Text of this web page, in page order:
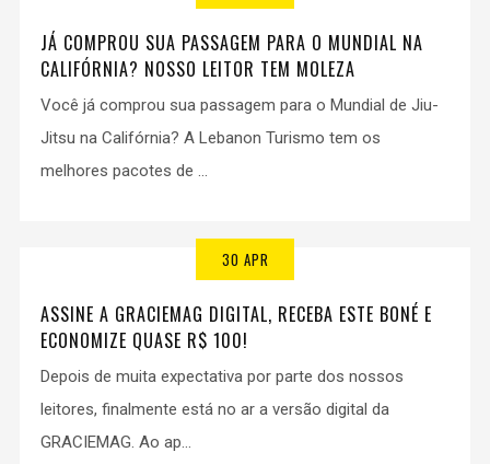
JÁ COMPROU SUA PASSAGEM PARA O MUNDIAL NA
CALIFÓRNIA? NOSSO LEITOR TEM MOLEZA
Você já comprou sua passagem para o Mundial de Jiu-
Jitsu na Califórnia? A Lebanon Turismo tem os
melhores pacotes de ...
30 APR
ASSINE A GRACIEMAG DIGITAL, RECEBA ESTE BONÉ E
ECONOMIZE QUASE R$ 100!
Depois de muita expectativa por parte dos nossos
leitores, finalmente está no ar a versão digital da
GRACIEMAG. Ao ap...